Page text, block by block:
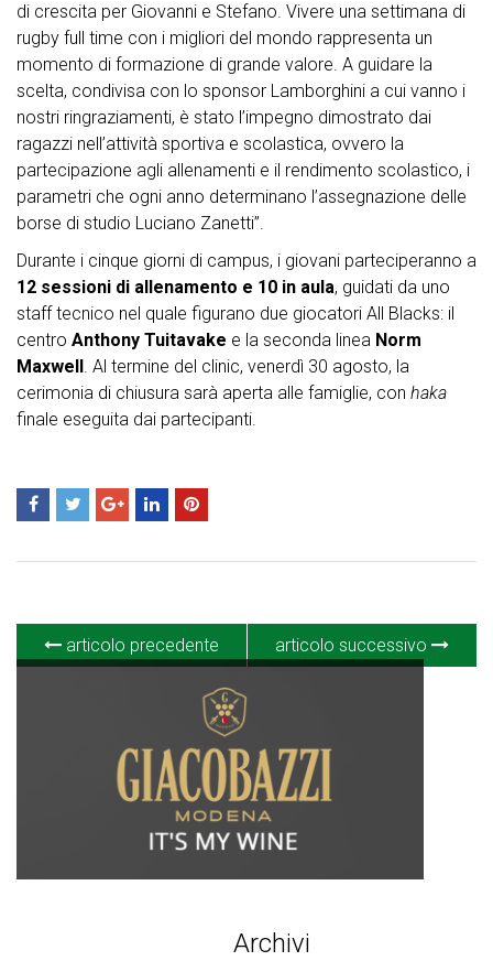
di crescita per Giovanni e Stefano. Vivere una settimana di
rugby full time con i migliori del mondo rappresenta un
momento di formazione di grande valore. A guidare la
scelta, condivisa con lo sponsor Lamborghini a cui vanno i
nostri ringraziamenti, è stato l’impegno dimostrato dai
ragazzi nell’attività sportiva e scolastica, ovvero la
partecipazione agli allenamenti e il rendimento scolastico, i
parametri che ogni anno determinano l’assegnazione delle
borse di studio Luciano Zanetti”.
Durante i cinque giorni di campus, i giovani parteciperanno a
12 sessioni di allenamento e 10 in aula, guidati da uno
staff tecnico nel quale figurano due giocatori All Blacks: il
centro Anthony Tuitavake e la seconda linea Norm
Maxwell. Al termine del clinic, venerdì 30 agosto, la
cerimonia di chiusura sarà aperta alle famiglie, con haka
finale eseguita dai partecipanti.
articolo precedente articolo successivo
Archivi